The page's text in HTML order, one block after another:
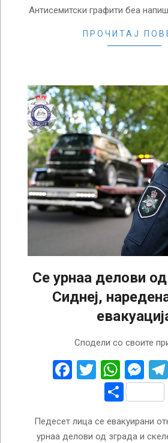
Антисемитски графити беа
ПРОЧИТАЈ
Се урнаа делови
Сиднеј,
Сподели со своите
Facebook
Twitter
Share
Педесет лица се евакуирани
урнаа делови од зграда и